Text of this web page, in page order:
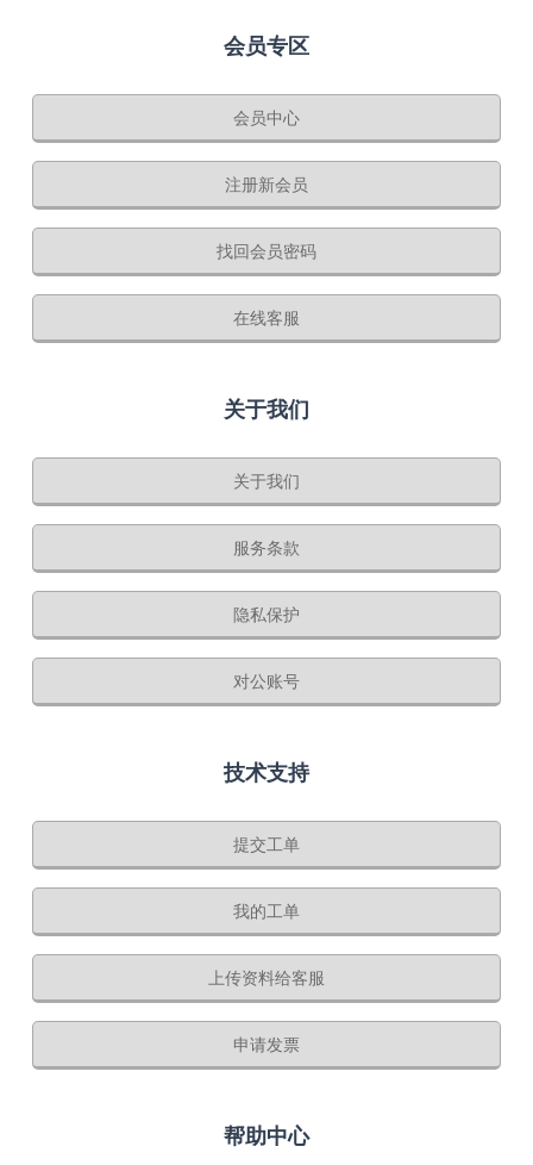
会员专区
会员中心
注册新会员
找回会员密码
在线客服
关于我们
关于我们
服务条款
隐私保护
对公账号
技术支持
提交工单
我的工单
上传资料给客服
申请发票
帮助中心